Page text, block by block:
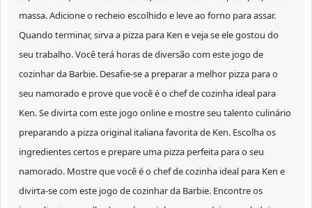
massa. Adicione o recheio escolhido e leve ao forno para assar.
Quando terminar, sirva a pizza para Ken e veja se ele gostou do
seu trabalho. Você terá horas de diversão com este jogo de
cozinhar da Barbie. Desafie-se a preparar a melhor pizza para o
seu namorado e prove que você é o chef de cozinha ideal para
Ken. Se divirta com este jogo online e mostre seu talento culinário
preparando a pizza original italiana favorita de Ken. Escolha os
ingredientes certos e prepare uma pizza perfeita para o seu
namorado. Mostre que você é o chef de cozinha ideal para Ken e
divirta-se com este jogo de cozinhar da Barbie. Encontre os